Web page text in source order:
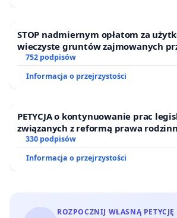
samodzielnie i płacić podatki.
W związku z tym stanowczo
nieludzkiej decyzji i wzywamy do
Ponadto apelujemy o zmianę
Granicznej i innych instytucji w
rozpatrywania tego typu spraw i
przy wydawaniu decyzji tego jakie
STOP nadmiernym opłatom za
wieczyste gruntów zajmowanych
ogrody działkowe.
752 podpisów
Informacja o przejrzystości
PETYCJA o kontynuowanie prac
związanych z reformą prawa
330 podpisów
Informacja o przejrzystości
ROZPOCZNIJ WŁASNĄ PETYCJĘ